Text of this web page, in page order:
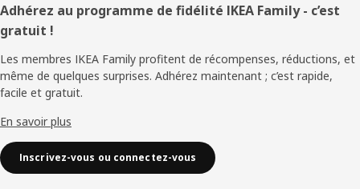
Pied
de
page
Adhérez au programme de fidélité IKEA Family - c’est
gratuit !
Les membres IKEA Family profitent de récompenses, réductions, et
même de quelques surprises. Adhérez maintenant ; c’est rapide,
facile et gratuit.
En savoir plus
Inscrivez-vous ou connectez-vous